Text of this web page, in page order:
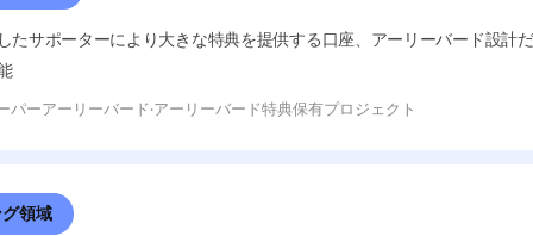
たサポーターにより大きな特典を提供する口座、アーリーバード設計
パーアーリーバード·アーリーバード特典保有プロジェクト
領域